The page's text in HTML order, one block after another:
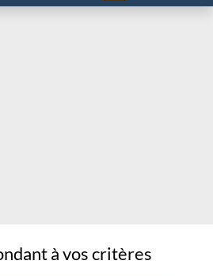
à vos critères